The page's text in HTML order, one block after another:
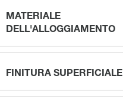
MATERIALE
DELL'ALLOGGIAMENTO
FINITURA SUPERFICIALE